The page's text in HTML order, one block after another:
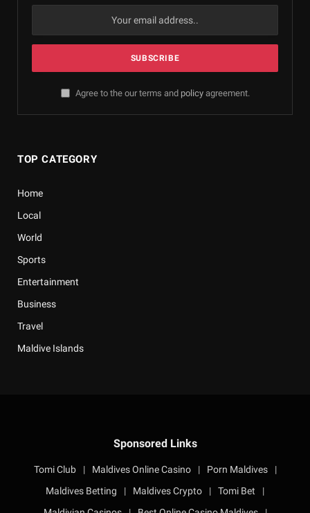
Agree to the our terms and policyagreement.
TOP CATEGORY
Home
Local
World
Sports
Entertainment
Business
Travel
Maldive Islands
Sponsored Links
Tomi Club | Maldives Online Casino | Porn Maldives
|
Maldives Betting
| Maldives Crypto | Tomi Bet
|